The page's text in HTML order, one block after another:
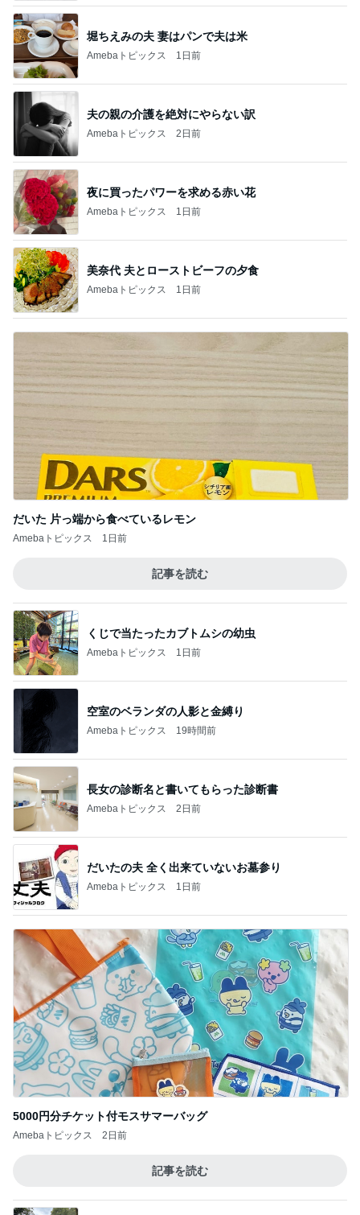
堀ちえみの夫 妻はパンで夫は米
Amebaトピックス 1日前
夫の親の介護を絶対にやらない訳
Amebaトピックス 2日前
夜に買ったパワーを求める赤い花
Amebaトピックス 1日前
美奈代 夫とローストビーフの夕食
Amebaトピックス 1日前
だいた 片っ端から食べているレモン
Amebaトピックス 1日前
記事を読む
くじで当たったカブトムシの幼虫
Amebaトピックス 1日前
空室のベランダの人影と金縛り
Amebaトピックス 19時間前
長女の診断名と書いてもらった診断書
Amebaトピックス 2日前
だいたの夫 全く出来ていないお墓参り
Amebaトピックス 1日前
5000円分チケット付モスサマーバッグ
Amebaトピックス 2日前
記事を読む